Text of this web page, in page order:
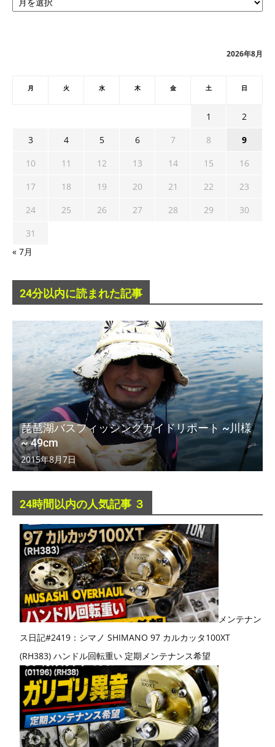
ー
2026年8月
月 火 水 木 金 土 日
1
2
3
4 5 6 7 8
9
10
11 12 13 14 15
16
17
18 19 20 21 22
23
24
25 26 27 28 29
30
31
« 7月
24分以内に読まれた記事
琵琶湖バスフィッシングガイドリポート ~川様
~ 49cm
2015年8月7日
24時間以内の人気記事 ３
メンテナン
ス日記#2419：シマノ SHIMANO 97 カルカッタ100XT
(RH383) ハンドル回転重い 定期メンテナンス希望